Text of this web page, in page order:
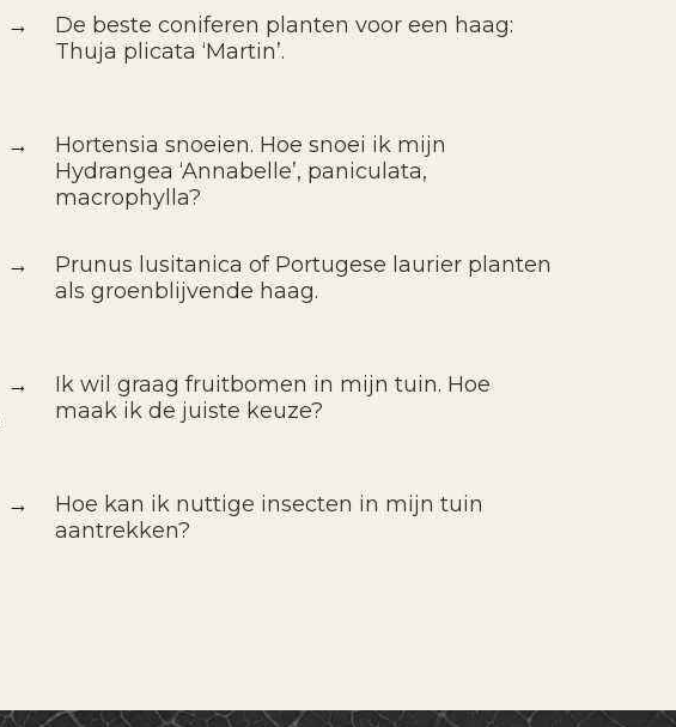
→
De beste coniferen planten voor een haag:
Thuja plicata ‘Martin’.
→
Hortensia snoeien. Hoe snoei ik mijn
Hydrangea ‘Annabelle’, paniculata,
macrophylla?
→
Prunus lusitanica of Portugese laurier planten
als groenblijvende haag.
→
Ik wil graag fruitbomen in mijn tuin. Hoe
maak ik de juiste keuze?
→
Hoe kan ik nuttige insecten in mijn tuin
aantrekken?